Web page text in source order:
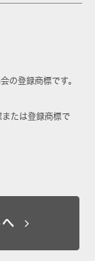
の登録商標です。
たは登録商標で